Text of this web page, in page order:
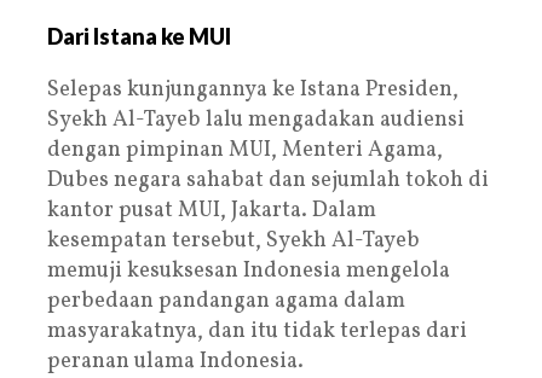
Dari Istana ke MUI
Selepas kunjungannya ke Istana Presiden,
Syekh Al-Tayeb lalu mengadakan audiensi
dengan pimpinan MUI, Menteri Agama,
Dubes negara sahabat dan sejumlah tokoh di
kantor pusat MUI, Jakarta. Dalam
kesempatan tersebut, Syekh Al-Tayeb
memuji kesuksesan Indonesia mengelola
perbedaan pandangan agama dalam
masyarakatnya, dan itu tidak terlepas dari
peranan ulama Indonesia.